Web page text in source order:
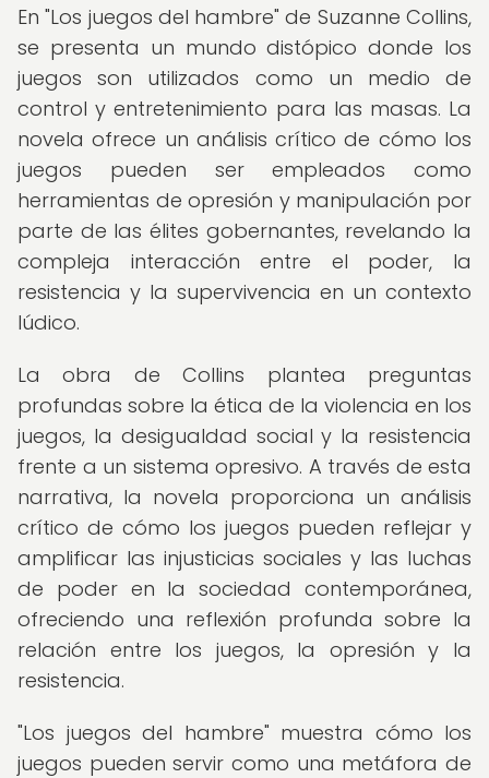
En "Los juegos del hambre" de Suzanne Collins,
se presenta un mundo distópico donde los
juegos son utilizados como un medio de
control y entretenimiento para las masas. La
novela ofrece un análisis crítico de cómo los
juegos pueden ser empleados como
herramientas de opresión y manipulación por
parte de las élites gobernantes, revelando la
compleja interacción entre el poder, la
resistencia y la supervivencia en un contexto
lúdico.
La obra de Collins plantea preguntas
profundas sobre la ética de la violencia en los
juegos, la desigualdad social y la resistencia
frente a un sistema opresivo. A través de esta
narrativa, la novela proporciona un análisis
crítico de cómo los juegos pueden reflejar y
amplificar las injusticias sociales y las luchas
de poder en la sociedad contemporánea,
ofreciendo una reflexión profunda sobre la
relación entre los juegos, la opresión y la
resistencia.
"Los juegos del hambre" muestra cómo los
juegos pueden servir como una metáfora de